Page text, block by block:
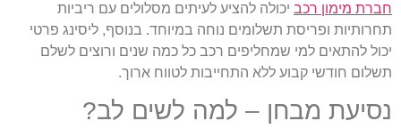
מימון רכביכולה להציע לעיתים מסלולים עם ריביות
ופריסת תשלומים נוחה במיוחד. בנוסף, ליסינג פרטי
להתאים למי שמחליפים רכב כל כמה שנים ורוצים לשלם
חודשי קבוע ללא התחייבות לטווח ארוך.
מבחן – למה לשים לב?